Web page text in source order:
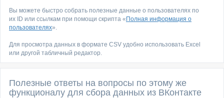
Вы можете быстро собрать полезные данные о пользователях по
их ID или ссылкам при помощи скрипта « Полная информация о
пользователях».
Для просмотра данных в формате CSV удобно использовать Excel
или другой табличный редактор.
Полезные ответы на вопросы по этому же
функционалу для сбора данных из ВКонтакте